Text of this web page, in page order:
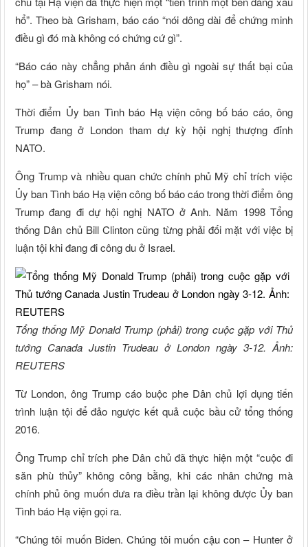
hổ”. Theo bà Grisham, báo cáo “nói dông dài để chứng minh
điều gì đó mà không có chứng cứ gì”.
“Báo cáo này chẳng phản ánh điều gì ngoài sự thất bại của
họ” – bà Grisham nói.
Thời điểm Ủy ban Tình báo Hạ viện công bố báo cáo, ông
Trump đang ở London tham dự kỳ hội nghị thượng đỉnh
NATO.
Ông Trump và nhiều quan chức chính phủ Mỹ chỉ trích việc
Ủy ban Tình báo Hạ viện công bố báo cáo trong thời điểm ông
Trump đang đi dự hội nghị NATO ở Anh. Năm 1998 Tổng
thống Dân chủ Bill Clinton cũng từng phải đối mặt với việc bị
luận tội khi đang đi công du ở Israel.
Tổng thống Mỹ Donald Trump (phải) trong cuộc gặp với Thủ
tướng Canada Justin Trudeau ở London ngày 3-12. Ảnh:
REUTERS
Từ London, ông Trump cáo buộc phe Dân chủ lợi dụng tiến
trình luận tội để đảo ngược kết quả cuộc bầu cử tổng thống
2016.
Ông Trump chỉ trích phe Dân chủ đã thực hiện một “cuộc đi
săn phù thủy” không công bằng, khi các nhân chứng mà
chính phủ ông muốn đưa ra điều trần lại không được Ủy ban
Tình báo Hạ viện gọi ra.
“Chúng tôi muốn Biden. Chúng tôi muốn cậu con – Hunter ở